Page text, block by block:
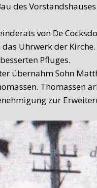
des
von De
Uhrwerk der
Pfluges.
übernahm Sohn
Thomassen
zur
allerdings
Schmiede
Aus.
genutzt. 2008